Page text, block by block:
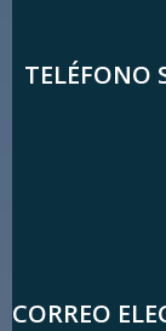
TELÉFONO
CORREO